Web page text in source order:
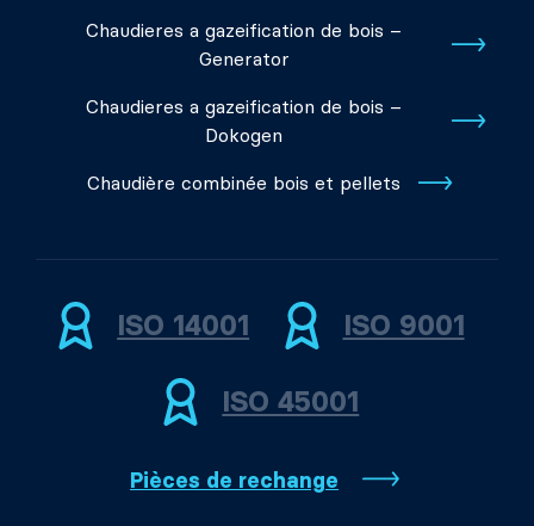
Chaudieres a gazeification de bois –
Generator
Chaudieres a gazeification de bois –
Dokogen
Chaudière combinée bois et pellets
ISO 14001 ISO 9001
ISO 45001
Pièces de rechange